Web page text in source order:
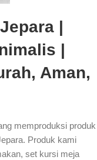
|
|
Aman,
memproduksi produk
Produk kami
set kursi meja